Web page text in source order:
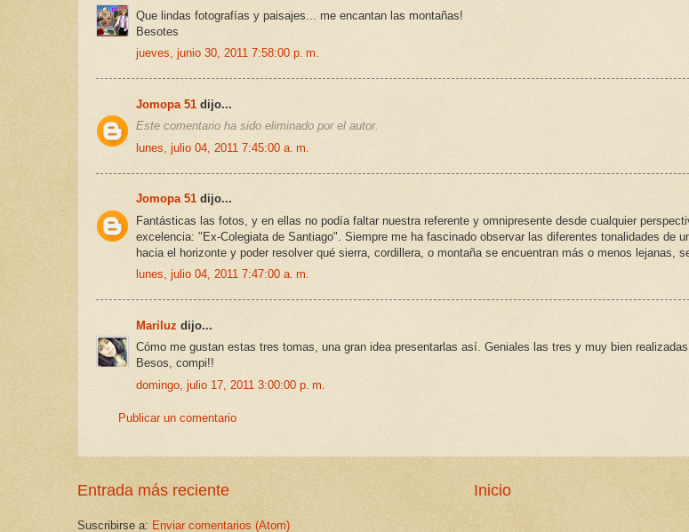
Que lindas fotografías y paisajes... me encantan las montañas!
Besotes
jueves, junio 30, 2011 7:58:00 p. m.
Jomopa 51 dijo...
Este comentario ha sido eliminado por el autor.
lunes, julio 04, 2011 7:45:00 a. m.
Jomopa 51 dijo...
Fantásticas las fotos, y en ellas no podía faltar nuestra referente y omnipresente desde cualquier
excelencia: "Ex-Colegiata de Santiago". Siempre me ha fascinado observar las diferentes tonalidades de
hacia el horizonte y poder resolver qué sierra, cordillera, o montaña se encuentran más o menos lejanas,
lunes, julio 04, 2011 7:47:00 a. m.
Mariluz dijo...
Cómo me gustan estas tres tomas, una gran idea presentarlas así. Geniales las tres y muy bien
Besos, compi!!
domingo, julio 17, 2011 3:00:00 p. m.
Publicar un comentario
Entrada más reciente Inicio
Suscribirse a: Enviar comentarios (Atom)